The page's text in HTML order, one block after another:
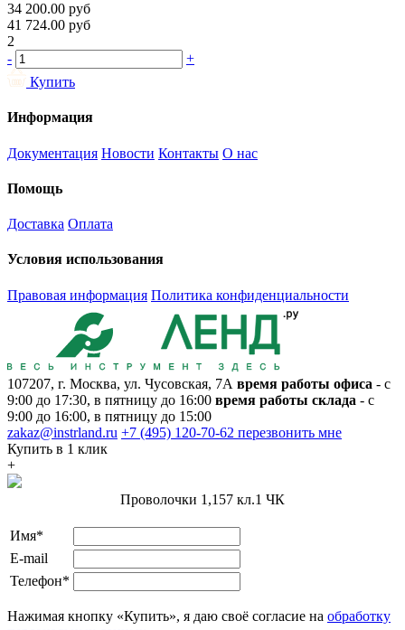
34 200.00 руб
41 724.00 руб
2
-
+
Купить
Информация
Документация Новости Контакты О нас
Помощь
Доставка Оплата
Условия использования
Правовая информация Политика конфиденциальности
107207, г. Москва, ул. Чусовская, 7А время работы офиса - с
9:00 до 17:30, в пятницу до 16:00 время работы склада - с
9:00 до 16:00, в пятницу до 15:00
zakaz@instrland.ru +7 (495) 120-70-62 перезвонить мне
Купить в 1 клик
+
Проволочки 1,157 кл.1 ЧК
Имя*
E-mail
Телефон*
Нажимая кнопку «Купить», я даю своё согласие на обработку